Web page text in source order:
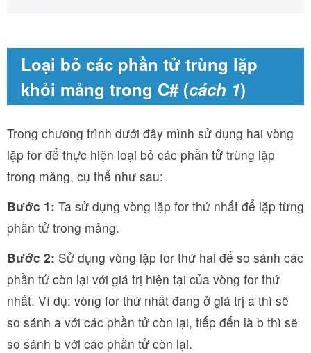
Loại bỏ các phần tử trùng lặp
khỏi mảng trong C# (cách 1)
Trong chương trình dưới đây mình sử dụng hai vòng
lặp for để thực hiện loại bỏ các phần tử trùng lặp
trong mảng, cụ thể như sau:
Bước 1: Ta sử dụng vòng lặp for thứ nhất để lặp từng
phần tử trong mảng.
Bước 2: Sử dụng vòng lặp for thứ hai để so sánh các
phần tử còn lại với giá trị hiện tại của vòng for thứ
nhất. Ví dụ: vòng for thứ nhất đang ở giá trị a thì sẽ
so sánh a với các phần tử còn lại, tiếp đến là b thì sẽ
so sánh b với các phần tử còn lại.